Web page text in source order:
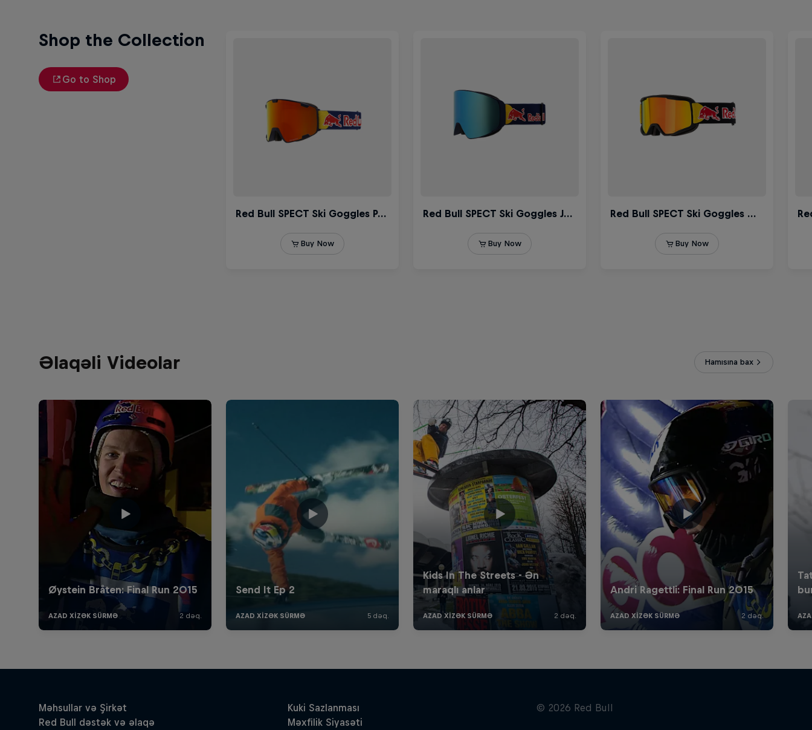
Shop the Collection
Go to Shop
Əlaqəli Videolar Hamısına bax